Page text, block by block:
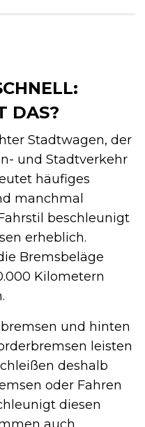
W
Stadtwagen, der
und Stadtverkehr
häufiges
manchmal
beschleunigt
erheblich.
Bremsbeläge
Kilometern
und hinten
leisten
deshalb
oder Fahren
diesen